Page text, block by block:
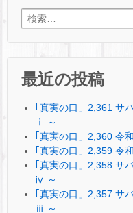
検索:
最近の投稿
｢真実の口」2,361 サ
ⅰ ～
｢真実の口」2,360 令
｢真実の口」2,359 令
｢真実の口」2,358 サ
ⅳ ～
｢真実の口」2,357 サ
ⅲ ～